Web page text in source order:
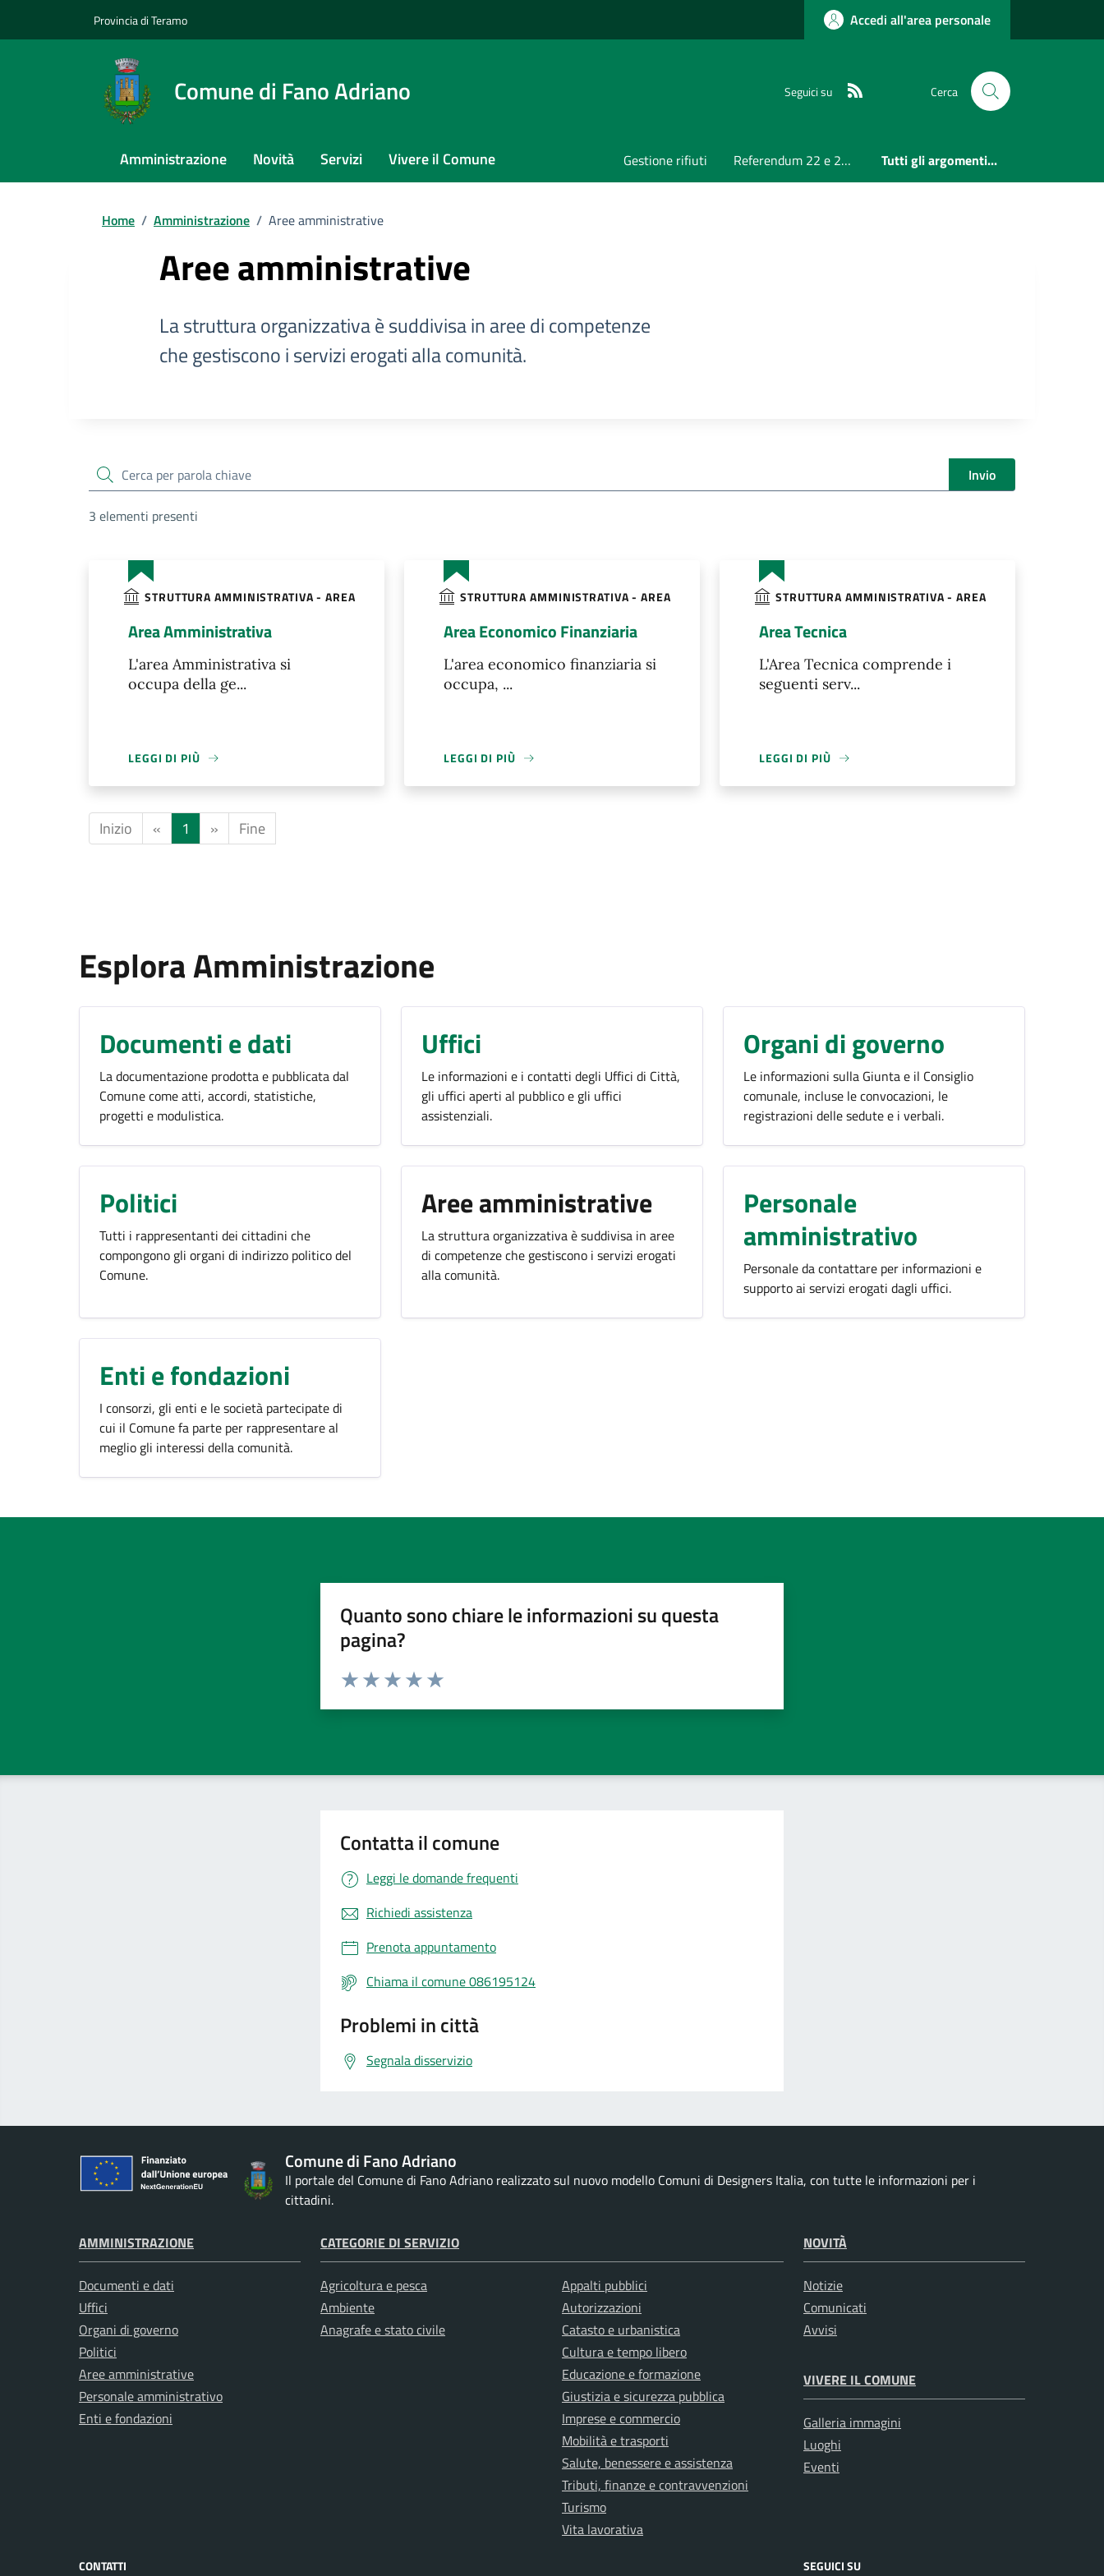
Provincia di Teramo Accedi all'area personale
Comune di Fano Adriano Seguici su Cerca
Amministrazione Novità Servizi Vivere il Comune Gestione rifiuti Referendum 22 e 23 Marzo 2026 Tutti gli argomenti...
Home / Amministrazione / Aree amministrative
Aree amministrative
La struttura organizzativa è suddivisa in aree di competenze
che gestiscono i servizi erogati alla comunità.
cerca Invio
3 elementi presenti
STRUTTURA AMMINISTRATIVA - AREA
Area Amministrativa
L'area Amministrativa si
occupa della ge...
LEGGI DI PIÙ
STRUTTURA AMMINISTRATIVA - AREA
Area Economico Finanziaria
L'area economico finanziaria si
occupa, ...
LEGGI DI PIÙ
STRUTTURA AMMINISTRATIVA - AREA
Area Tecnica
L'Area Tecnica comprende i
seguenti serv...
LEGGI DI PIÙ
Inizio « 1 » Fine
Esplora Amministrazione
Documenti e dati
La documentazione prodotta e pubblicata dal
Comune come atti, accordi, statistiche,
progetti e modulistica.
Uffici
Le informazioni e i contatti degli Uffici di Città,
gli uffici aperti al pubblico e gli uffici
assistenziali.
Organi di governo
Le informazioni sulla Giunta e il Consiglio
comunale, incluse le convocazioni, le
registrazioni delle sedute e i verbali.
Politici
Tutti i rappresentanti dei cittadini che
compongono gli organi di indirizzo politico del
Comune.
Aree amministrative
La struttura organizzativa è suddivisa in aree
di competenze che gestiscono i servizi erogati
alla comunità.
Personale
amministrativo
Personale da contattare per informazioni e
supporto ai servizi erogati dagli uffici.
Enti e fondazioni
I consorzi, gli enti e le società partecipate di
cui il Comune fa parte per rappresentare al
meglio gli interessi della comunità.
Quanto sono chiare le informazioni su questa
pagina?
Valuta da 1 a 5 stelle la pagina
Contatta il comune
Leggi le domande frequenti
Richiedi assistenza
Prenota appuntamento
Chiama il comune 086195124
Problemi in città
Segnala disservizio
Comune di Fano Adriano
Il portale del Comune di Fano Adriano realizzato sul nuovo modello Comuni di Designers Italia, con tutte le informazioni per i
cittadini.
AMMINISTRAZIONE
Documenti e dati
Uffici
Organi di governo
Politici
Aree amministrative
Personale amministrativo
Enti e fondazioni
CATEGORIE DI SERVIZIO
Agricoltura e pesca
Ambiente
Anagrafe e stato civile
Appalti pubblici
Autorizzazioni
Catasto e urbanistica
Cultura e tempo libero
Educazione e formazione
Giustizia e sicurezza pubblica
Imprese e commercio
Mobilità e trasporti
Salute, benessere e assistenza
Tributi, finanze e contravvenzioni
Turismo
Vita lavorativa
NOVITÀ
Notizie
Comunicati
Avvisi
VIVERE IL COMUNE
Galleria immagini
Luoghi
Eventi
CONTATTI SEGUICI SU